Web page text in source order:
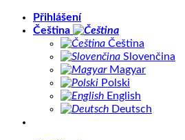
PřeskočitPřihlášení
Čeština
Čeština
Slovenčina
Magyar
Polski
English
Deutsch